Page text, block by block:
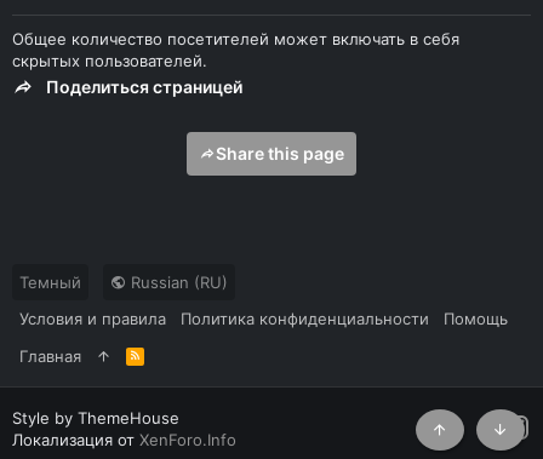
Общее количество посетителей может включать в себя
скрытых пользователей.
Поделиться страницей
Share this page
Темный
Russian (RU)
Условия и правила
Политика конфиденциальности
Помощь
Главная
R
S
S
Style by ThemeHouse
Локализация от XenForo.Info Сверху Снизу